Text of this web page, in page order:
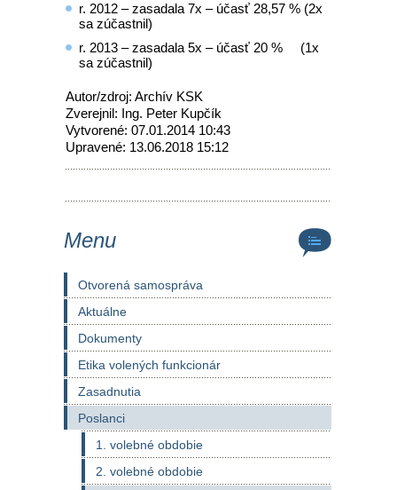
r. 2012 – zasadala 7x – účasť 28,57 % (2x
sa zúčastnil)
r. 2013 – zasadala 5x – účasť 20 % (1x
sa zúčastnil)
Autor/zdroj: Archív KSK
Zverejnil: Ing. Peter Kupčík
Vytvorené: 07.01.2014 10:43
Upravené: 13.06.2018 15:12
Menu
Otvorená samospráva
Aktuálne
Dokumenty
Etika volených funkcionár
Zasadnutia
Poslanci
1. volebné obdobie
2. volebné obdobie